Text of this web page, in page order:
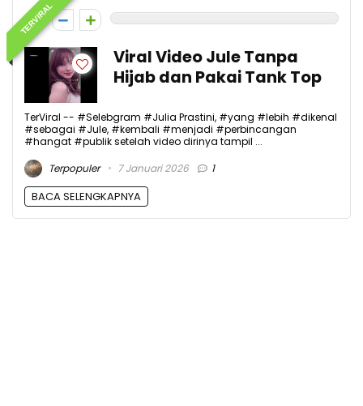
TERVIRAL
0
Viral Video Jule Tanpa
Hijab dan Pakai Tank Top
TerViral -- #Selebgram #Julia Prastini, #yang #lebih #dikenal
#sebagai #Jule, #kembali #menjadi #perbincangan
#hangat #publik setelah video dirinya tampil ...
Terpopuler
7 Januari 2026 1
BACA SELENGKAPNYA